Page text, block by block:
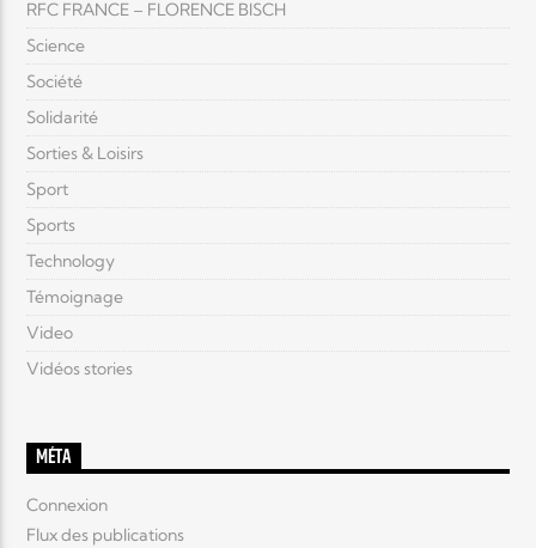
RFC FRANCE – FLORENCE BISCH
Science
Société
Solidarité
Sorties & Loisirs
Sport
Sports
Technology
Témoignage
Video
Vidéos stories
MÉTA
Connexion
Flux des publications